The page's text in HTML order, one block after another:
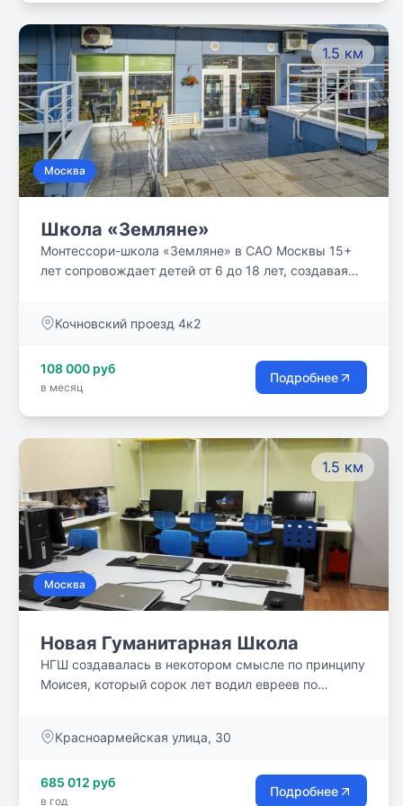
психологический климат, позволяют осознанно
выбрать будущую профессию.
1.5 км
Москва
Школа «Земляне»
Монтессори-школа «Земляне» в САО Москвы 15+
лет сопровождает детей от 6 до 18 лет, создавая
разновозрастные классы и индивидуальные
Кочновский проезд 4к2
108 000 руб
в месяц
Подробнее
1.5 км
Москва
Новая Гуманитарная Школа
НГШ создавалась в некотором смысле по принципу
Моисея, который сорок лет водил евреев по
году, в школе был всего один класс - первый. А в
первый) и новый первый. И так далее. И не было в
НГШ ни одного ученика, который по собственному
Красноармейская улица, 30
685 012 руб
в год
Подробнее